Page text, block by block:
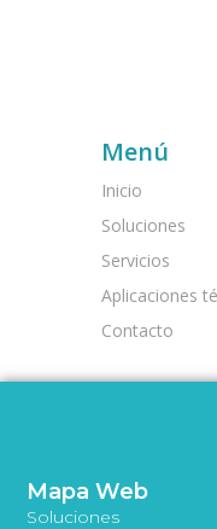
Menú
Inicio
Soluciones
Servicios
Aplicaciones
Contacto
Mapa Web
Soluciones